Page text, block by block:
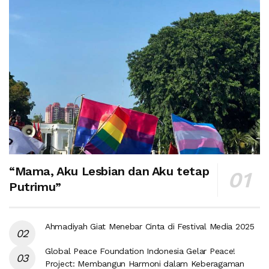
“Mama, Aku Lesbian dan Aku tetap
Putrimu”
Ahmadiyah Giat Menebar Cinta di Festival Media 2025
Global Peace Foundation Indonesia Gelar Peace!
Project: Membangun Harmoni dalam Keberagaman